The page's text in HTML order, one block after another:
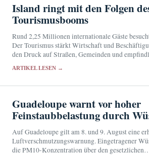
Island ringt mit den Folgen
Tourismusbooms
Rund 2,25 Millionen internationale Gäste
Der Tourismus stärkt Wirtschaft und
den Druck auf Straßen, Gemeinden und
ARTIKEL LESEN →
Guadeloupe warnt vor hoher
Feinstaubbelastung durch
Auf Guadeloupe gilt am 8. und 9. August eine
Luftverschmutzungswarnung. Eingetragener
die PM10-Konzentration über den gesetzlichen